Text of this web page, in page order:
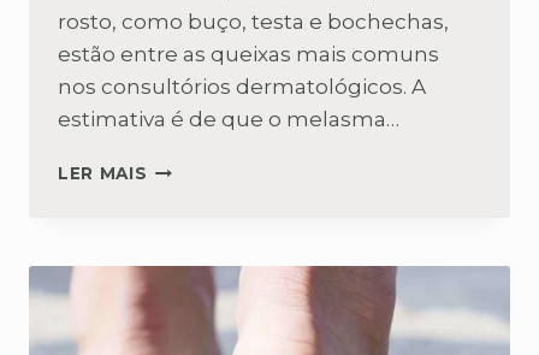
rosto, como buço, testa e bochechas,
estão entre as queixas mais comuns
nos consultórios dermatológicos. A
estimativa é de que o melasma…
LER MAIS TRATAMENTOS
MELASMA